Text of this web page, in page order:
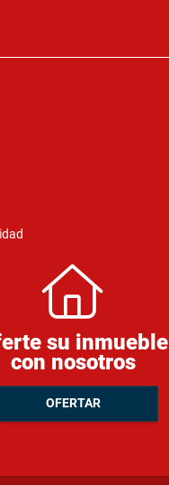
su inmueble
con nosotros
OFERTAR